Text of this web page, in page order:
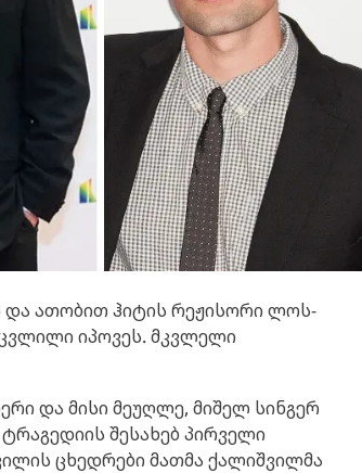
და ათობით ჰიტის რეჟისორი ლოს-
იპოვეს. მკვლელი
და მისი მეუღლე, მიშელ სინგერ
შესახებ პირველი
ცხედრები მათმა ქალიშვილმა